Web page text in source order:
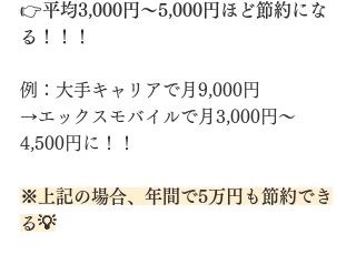
👉平均3,000円〜5,000円ほど節約にな
る！！！
例：大手キャリアで月9,000円
→エックスモバイルで月3,000円〜
4,500円に！！
※上記の場合、年間で5万円も節約でき
る💡